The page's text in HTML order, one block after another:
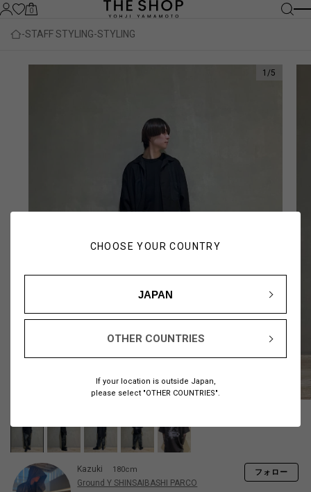
CHOOSE YOUR COUNTRY
JAPAN
OTHER COUNTRIES
If your location is outside Japan,
please select "OTHER COUNTRIES".
0
STAFF STYLING STYLING
1 /5
Kazuki 180cm
Ground Y SHINSAIBASHI PARCO
フォロー